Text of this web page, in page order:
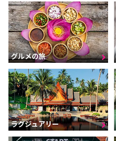
グルメの旅
ラグジュアリー